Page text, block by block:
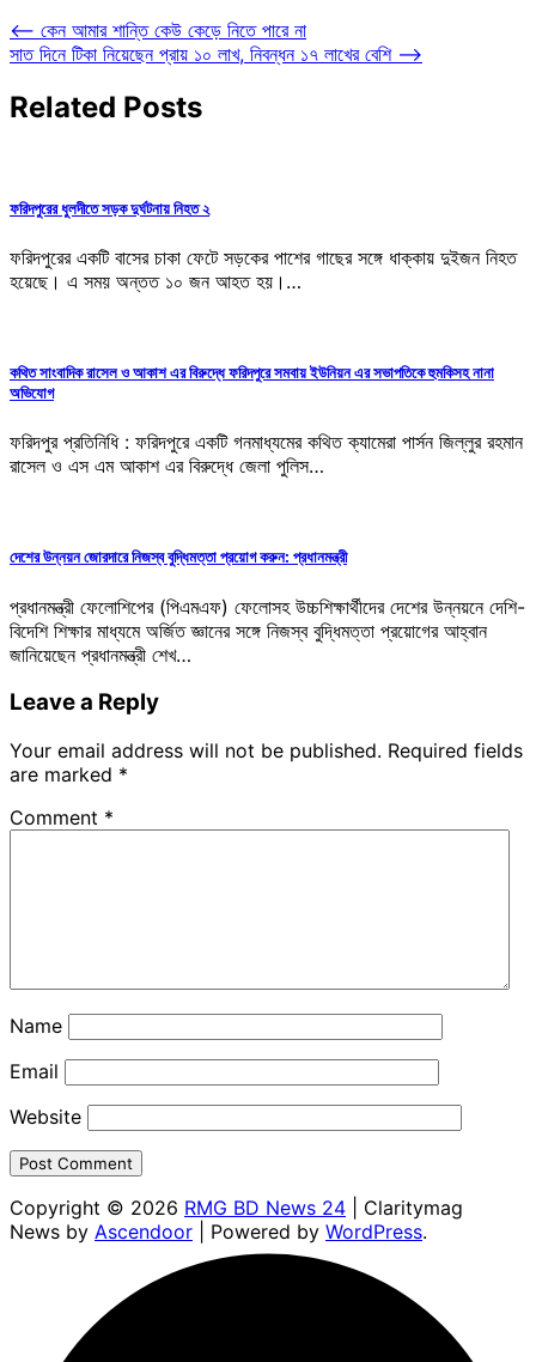
Post
navigation
⟵ কেন আমার শান্তি কেউ কেড়ে নিতে পারে না
সাত দিনে টিকা নিয়েছেন প্রায় ১০ লাখ, নিবন্ধন ১৭ লাখের বেশি ⟶
Related Posts
ফরিদপুরের ধুলদীতে সড়ক দুর্ঘটনায় নিহত ২
ফরিদপুরের একটি বাসের চাকা ফেটে সড়কের পাশের গাছের সঙ্গে ধাক্কায় দুইজন নিহত
হয়েছে। এ সময় অন্তত ১০ জন আহত হয়।…
কথিত সাংবাদিক রাসেল ও আকাশ এর বিরুদ্ধে ফরিদপুরে সমবায় ইউনিয়ন এর সভাপতিকে হুমকিসহ নানা
অভিযোগ
ফরিদপুর প্রতিনিধি : ফরিদপুরে একটি গনমাধ্যমের কথিত ক্যামেরা পার্সন জিল্লুর রহমান
রাসেল ও এস এম আকাশ এর বিরুদ্ধে জেলা পুলিস…
দেশের উন্নয়ন জোরদারে নিজস্ব বুদ্ধিমত্তা প্রয়োগ করুন: প্রধানমন্ত্রী
প্রধানমন্ত্রী ফেলোশিপের (পিএমএফ) ফেলোসহ উচ্চশিক্ষার্থীদের দেশের উন্নয়নে দেশি-
বিদেশি শিক্ষার মাধ্যমে অর্জিত জ্ঞানের সঙ্গে নিজস্ব বুদ্ধিমত্তা প্রয়োগের আহ্বান
জানিয়েছেন প্রধানমন্ত্রী শেখ…
Leave a Reply
Your email address will not be published. Required fields
are marked *
Comment *
Name
Email
Website
Copyright © 2026 RMG BD News 24 | Claritymag
News by Ascendoor | Powered by WordPress.